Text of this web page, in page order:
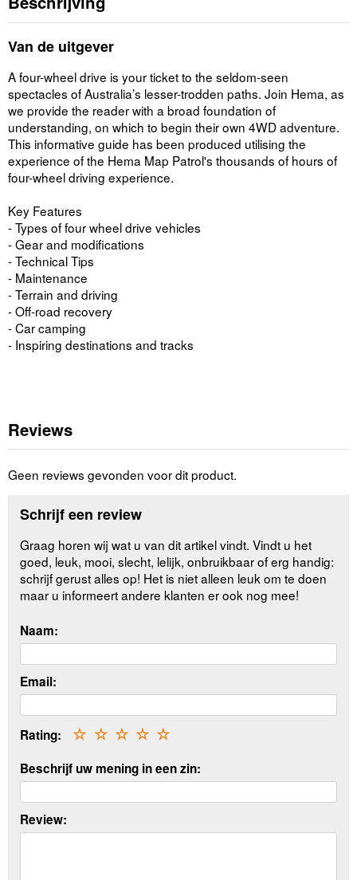
Van de uitgever
A four-wheel drive is your ticket to the seldom-seen
spectacles of Australia’s lesser-trodden paths. Join Hema, as
we provide the reader with a broad foundation of
understanding, on which to begin their own 4WD adventure.
This informative guide has been produced utilising the
experience of the Hema Map Patrol's thousands of hours of
four-wheel driving experience.
Key Features
- Types of four wheel drive vehicles
- Gear and modifications
- Technical Tips
- Maintenance
- Terrain and driving
- Off-road recovery
- Car camping
- Inspiring destinations and tracks
Reviews
Geen reviews gevonden voor dit product.
Schrijf een review
Graag horen wij wat u van dit artikel vindt. Vindt u het
goed, leuk, mooi, slecht, lelijk, onbruikbaar of erg handig:
schrijf gerust alles op! Het is niet alleen leuk om te doen
maar u informeert andere klanten er ook nog mee!
Naam:
Email:
Rating: ☆
☆
☆
☆
☆
Beschrijf uw mening in een zin:
Review: